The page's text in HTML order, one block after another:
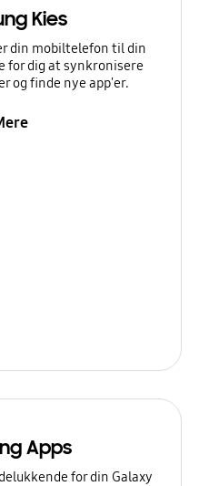
Kies
din mobiltelefon til din
for dig at synkronisere
og finde nye app'er.
Apps
for din Galaxy